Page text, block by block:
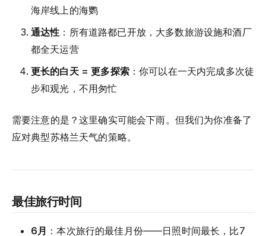
海岸线上的海鹦
通达性 ：所有道路都已开放，大多数旅游设施和酒厂
都全天运营
更长的白天 = 更多探索：你可以在一天内完成多次徒
步和观光，不用匆忙
需要注意的是？这里确实可能会下雨。但我们为你准备了
应对典型苏格兰天气的策略。
最佳旅行时间
6月 ：本次旅行的最佳月份——日照时间最长，比7